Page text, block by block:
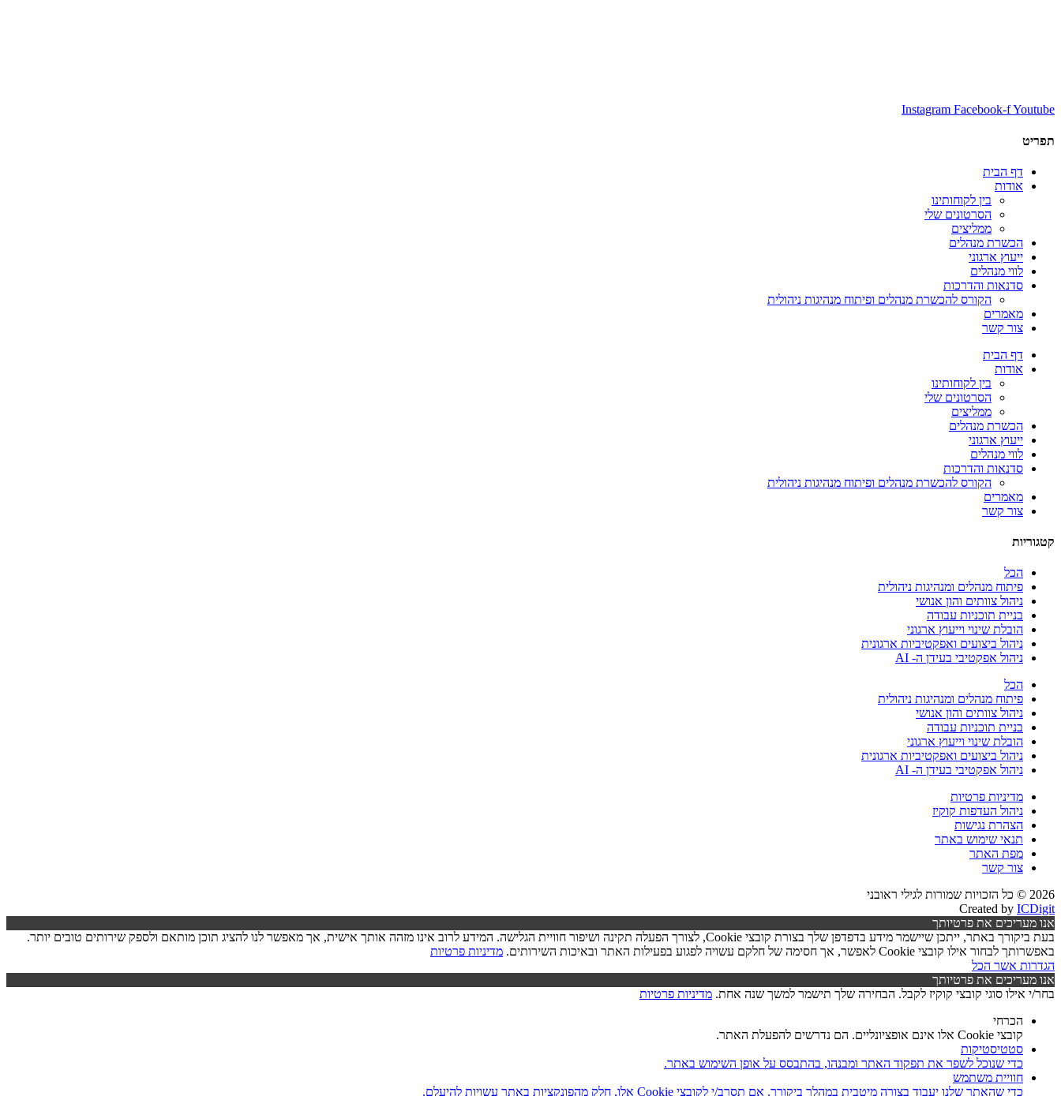
Instagram Facebook-fYoutube
תפריט
דף הבית
אודות
בין לקוחותינו
הסרטונים שלי
ממליצים
הכשרת מנהלים
ייעוץ ארגוני
לווי מנהלים
סדנאות והדרכות
הקורס להכשרת מנהלים ופיתוח מנהיגות ניהולית
מאמרים
צור קשר
דף הבית
אודות
בין לקוחותינו
הסרטונים שלי
ממליצים
הכשרת מנהלים
ייעוץ ארגוני
לווי מנהלים
סדנאות והדרכות
הקורס להכשרת מנהלים ופיתוח מנהיגות ניהולית
מאמרים
צור קשר
קטגוריות
הכל
פיתוח מנהלים ומנהיגות ניהולית
ניהול צוותים והון אנושי
בניית תוכניות עבודה
הובלת שינוי וייעוץ ארגוני
ניהול ביצועים ואפקטיביות ארגונית
ניהול אפקטיבי בעידן ה- AI
הכל
פיתוח מנהלים ומנהיגות ניהולית
ניהול צוותים והון אנושי
בניית תוכניות עבודה
הובלת שינוי וייעוץ ארגוני
ניהול ביצועים ואפקטיביות ארגונית
ניהול אפקטיבי בעידן ה- AI
מדיניות פרטיות
ניהול העדפות קוקיז
הצהרת נגישות
תנאי שימוש באתר
מפת האתר
צור קשר
2026 © כל הזכויות שמורות לגילי ראובני
Created by ICDigit
אנו מעריכים את פרטיותך
בעת ביקורך באתר, ייתכן שיישמר מידע בדפדפן שלך בצורת קובצי Cookie, לצורך הפעלה תקינה ושיפור חוויית הגלישה. המידע לרוב אינו מזהה אותך אישית, אך מאפשר לנו להציג תוכן מותאם ולספק שירותים טובים יותר.
באפשרותך לבחור אילו קובצי Cookie לאפשר, אך חסימה של חלקם עשויה לפגוע בפעילות האתר ובאיכות השירותים.
מדיניות פרטיות
הגדרות אשר הכל
אנו מעריכים את פרטיותך
בחר/י אילו סוגי קובצי קוקיז לקבל. הבחירה שלך תישמר למשך שנה אחת. מדיניות פרטיות
הכרחי
קובצי Cookie אלו אינם אופציונליים. הם נדרשים להפעלת האתר.
סטטיסטיקות
כדי שנוכל לשפר את תפקוד האתר ומבנהו, בהתבסס על אופן השימוש באתר.
חוויית משתמש
כדי שהאתר שלנו יעבוד בצורה מיטבית במהלך ביקורך. אם תסרב/י לקובצי Cookie אלו, חלק מהפונקציות באתר עשויות להיעלם.